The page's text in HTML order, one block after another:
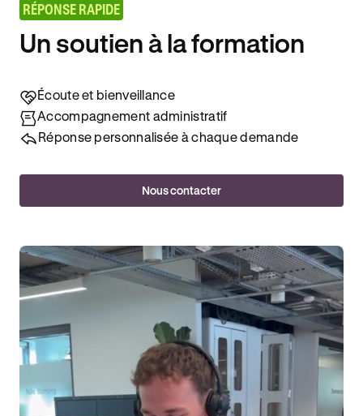
RÉPONSE RAPIDE
Un soutien à la formation
Écoute et bienveillance
Accompagnement administratif
Réponse personnalisée à chaque demande
Nous contacter